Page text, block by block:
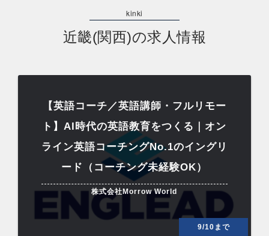
近畿(関西)の求人情報
【英語コーチ／英語講師・フルリモー
ト】AI時代の英語教育をつくる｜オン
ライン英語コーチングNo.1のイングリ
ード（コーチング未経験OK）
株式会社Morrow World
9/10まで